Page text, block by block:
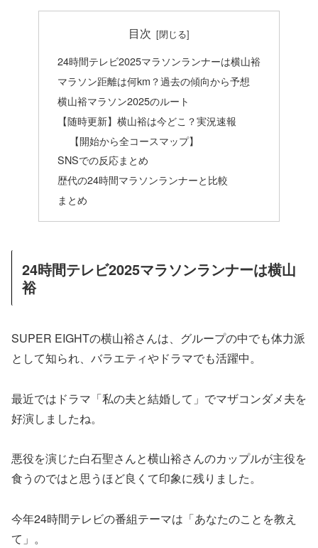
目次
24時間テレビ2025マラソンランナーは横山裕
マラソン距離は何km？過去の傾向から予想
横山裕マラソン2025のルート
【随時更新】横山裕は今どこ？実況速報
【開始から全コースマップ】
SNSでの反応まとめ
歴代の24時間マラソンランナーと比較
まとめ
24時間テレビ2025マラソンランナーは横山
裕
SUPER EIGHTの横山裕さんは、グループの中でも体力派
として知られ、バラエティやドラマでも活躍中。
最近ではドラマ「私の夫と結婚して」でマザコンダメ夫を
好演しましたね。
悪役を演じた白石聖さんと横山裕さんのカップルが主役を
食うのではと思うほど良くて印象に残りました。
今年24時間テレビの番組テーマは「あなたのことを教え
て」。